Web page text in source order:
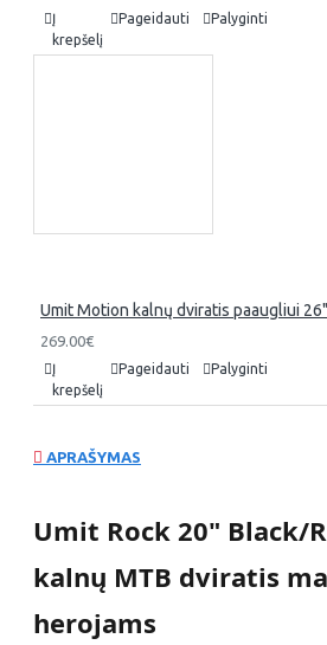
Į
krepšelį
Pageidauti Palyginti
Umit Motion kalnų dviratis paaugliui
269.00€
Į
krepšelį
Pageidauti Palyginti
APRAŠYMAS
Umit Rock 20" Black/
kalnų MTB dviratis
herojams